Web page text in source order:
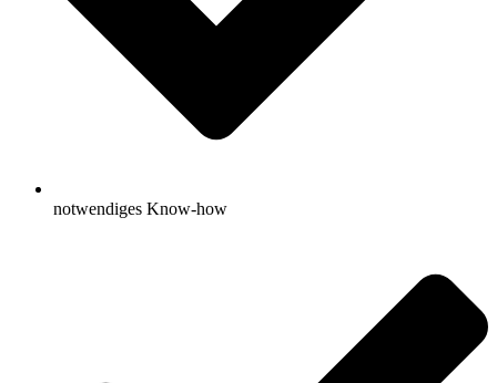
notwendiges Know-how